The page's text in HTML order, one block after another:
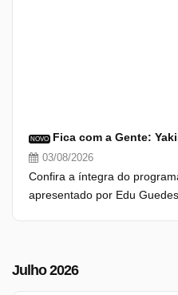
NOVO
03/08/2026
Confira a íntegra do
apresentado por Edu
Julho 2026